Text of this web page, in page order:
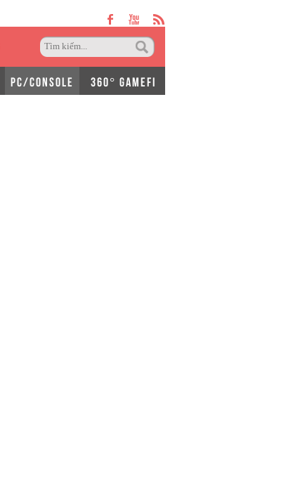
PC/CONSOLE 360° GAMEFI